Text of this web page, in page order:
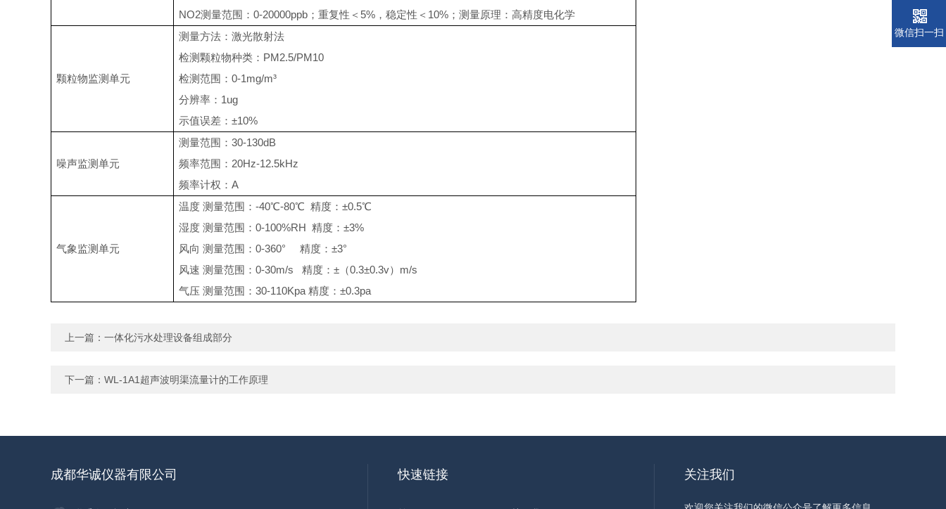
NO2测量范围：0-20000ppb；重复性＜5%，稳定性＜10%；测量原理：高精度电化学
颗粒物监测单元
测量方法：激光散射法
检测颗粒物种类：PM2.5/PM10
检测范围：0-1mg/m³
分辨率：1ug
示值误差：±10%
噪声监测单元
测量范围：30-130dB
频率范围：20Hz-12.5kHz
频率计权：A
气象监测单元
温度 测量范围：-40℃-80℃ 精度：±0.5℃
湿度 测量范围：0-100%RH 精度：±3%
风向 测量范围：0-360° 精度：±3°
风速 测量范围：0-30m/s 精度：±（0.3±0.3v）m/s
气压 测量范围：30-110Kpa 精度：±0.3pa
上一篇： 一体化污水处理设备组成部分
下一篇： WL-1A1超声波明渠流量计的工作原理
成都华诚仪器有限公司 快速链接 关注我们
微信扫一扫